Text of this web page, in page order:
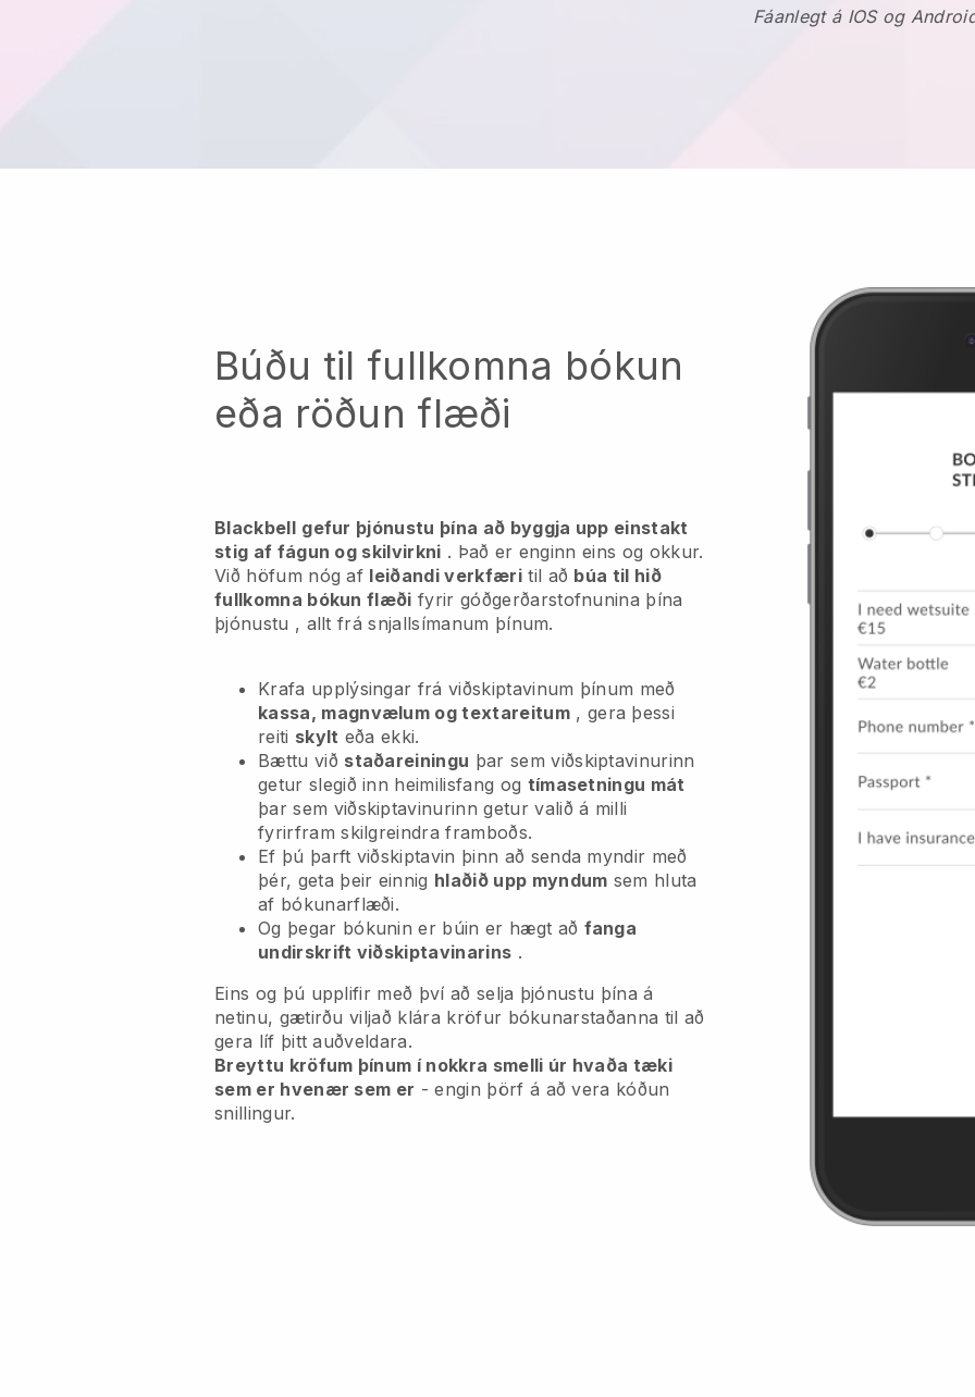
Fáanlegt á IOS og
Búðu til fullkomna bókun
eða röðun flæði
Blackbell gefur þjónustu þína að byggja upp einstakt
stig af fágun og skilvirkni . Það er enginn eins og okkur.
Við höfum nóg af leiðandi verkfæritil að búa til hið
fullkomna bókun flæði fyrir góðgerðarstofnunina þína
þjónustu , allt frá snjallsímanum þínum.
Krafa upplýsingar frá viðskiptavinum þínum með
kassa, magnvælum og textareitum, gera þessi
reiti skylt eða ekki.
Bættu við staðareiningu þar sem viðskiptavinurinn
getur slegið inn heimilisfang og tímasetningu mát
þar sem viðskiptavinurinn getur valið á milli
fyrirfram skilgreindra framboðs.
Ef þú þarft viðskiptavin þinn að senda myndir með
þér, geta þeir einnig hlaðið upp myndum sem hluta
af bókunarflæði.
Og þegar bókunin er búin er hægt að fanga
undirskrift viðskiptavinarins .
Eins og þú upplifir með því að selja þjónustu þína á
netinu, gætirðu viljað klára kröfur bókunarstaðanna til að
gera líf þitt auðveldara.
Breyttu kröfum þínum í nokkra smelli úr hvaða tæki
sem er hvenær sem er - engin þörf á að vera kóðun
snillingur.